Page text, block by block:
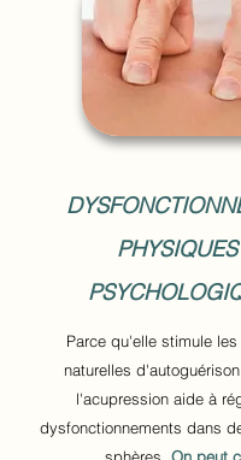
Parce qu'elle stimule
naturelles
l'acupression aide à
dysfonctionnements dans